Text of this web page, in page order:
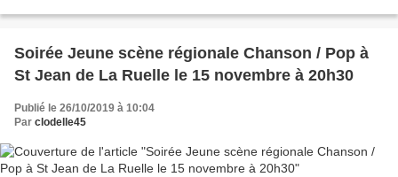
Soirée Jeune scène régionale Chanson / Pop à
St Jean de La Ruelle le 15 novembre à 20h30
Publié le 26/10/2019 à 10:04
Par clodelle45